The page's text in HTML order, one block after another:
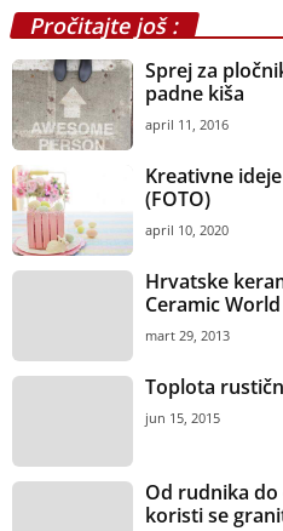
Pročitajte još :
Sprej za
padne kiša
april 11, 2016
Kreativne
(FOTO)
april 10, 2020
Hrvatske
Ceramic
mart 29, 2013
Toplota
jun 15, 2015
Od rudnika do
koristi se